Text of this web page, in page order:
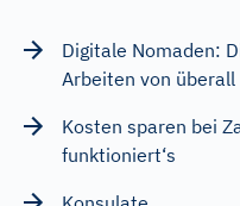
Digitale Nomaden:
Arbeiten von überall
Kosten sparen bei
funktioniert‘s